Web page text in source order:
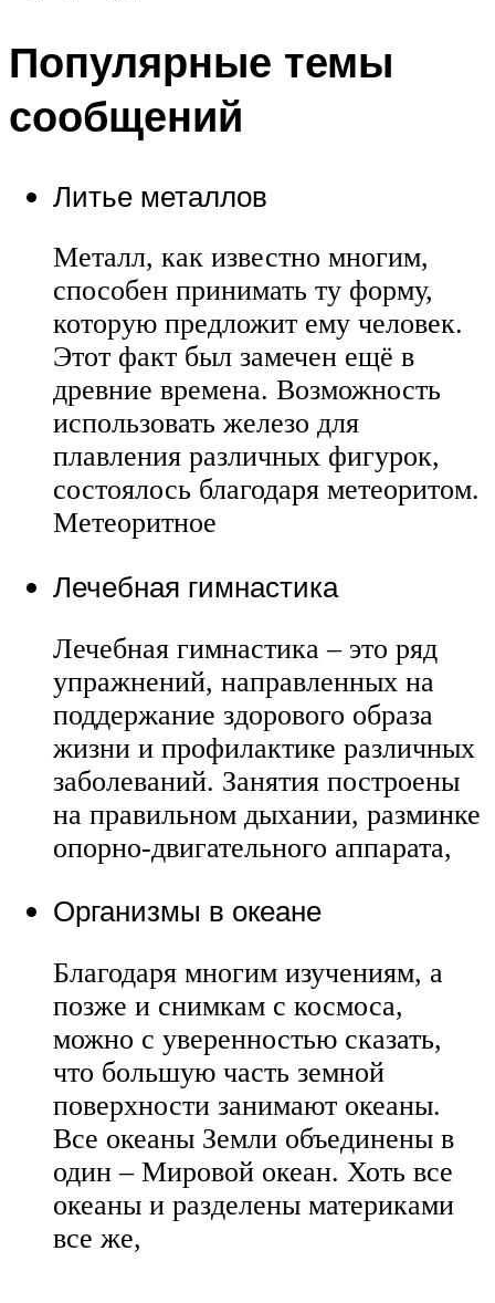
Популярные темы
сообщений
Литье металлов
Металл, как известно многим,
способен принимать ту форму,
которую предложит ему человек.
Этот факт был замечен ещё в
древние времена. Возможность
использовать железо для
плавления различных фигурок,
состоялось благодаря метеоритом.
Метеоритное
Лечебная гимнастика
Лечебная гимнастика – это ряд
упражнений, направленных на
поддержание здорового образа
жизни и профилактике различных
заболеваний. Занятия построены
на правильном дыхании, разминке
опорно-двигательного аппарата,
Организмы в океане
Благодаря многим изучениям, а
позже и снимкам с космоса,
можно с уверенностью сказать,
что большую часть земной
поверхности занимают океаны.
Все океаны Земли объединены в
один – Мировой океан. Хоть все
океаны и разделены материками
все же,